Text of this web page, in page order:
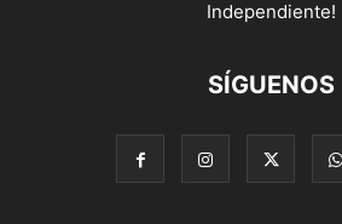
Independiente!
SÍGUENOS